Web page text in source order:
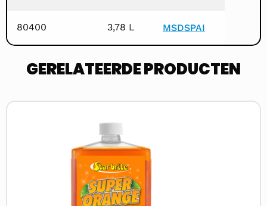
80400 3,78 L MSDSPAI
GERELATEERDE PRODUCTEN
Lees